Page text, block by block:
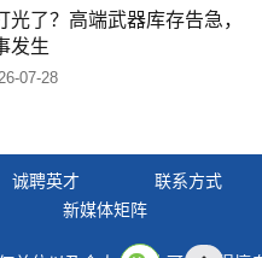
光了？高端武器库存告急，
发生
07-28
诚聘英才
联系方式
新媒体矩阵